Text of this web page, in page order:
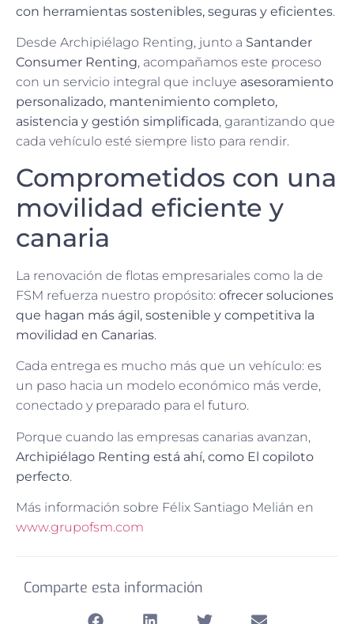
con herramientas sostenibles, seguras y eficientes.
Desde Archipiélago Renting, junto a Santander
Consumer Renting, acompañamos este proceso
con un servicio integral que incluye asesoramiento
personalizado, mantenimiento completo,
asistencia y gestión simplificada, garantizando que
cada vehículo esté siempre listo para rendir.
Comprometidos con una
movilidad eficiente y
canaria
La renovación de flotas empresariales como la de
FSM refuerza nuestro propósito: ofrecer soluciones
que hagan más ágil, sostenible y competitiva la
movilidad en Canarias.
Cada entrega es mucho más que un vehículo: es
un paso hacia un modelo económico más verde,
conectado y preparado para el futuro.
Porque cuando las empresas canarias avanzan,
Archipiélago Renting está ahí, como El copiloto
perfecto.
Más información sobre Félix Santiago Melián en
www.grupofsm.com
Comparte esta información